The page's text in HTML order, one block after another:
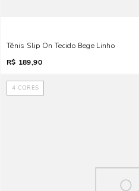
Tênis Slip On Tecido Bege Linho
R$ 189,90
4 CORES